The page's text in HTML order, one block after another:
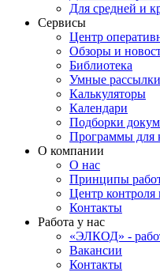
Для средней и
Сервисы
Центр
Обзоры и
Библиотека
Умные рассылки
Калькуляторы
Календари
Подборки
Программы для
О компании
О нас
Принципы
Центр контроля
Контакты
Работа у нас
«ЭЛКОД» -
Вакансии
Контакты